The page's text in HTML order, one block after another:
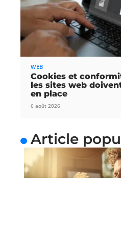
WEB
Cookies et
les sites web
en place
6 août 2026
Article